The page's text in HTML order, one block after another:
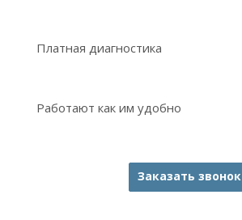
Платная диагностика
Работают как им удобно
Заказать звонок